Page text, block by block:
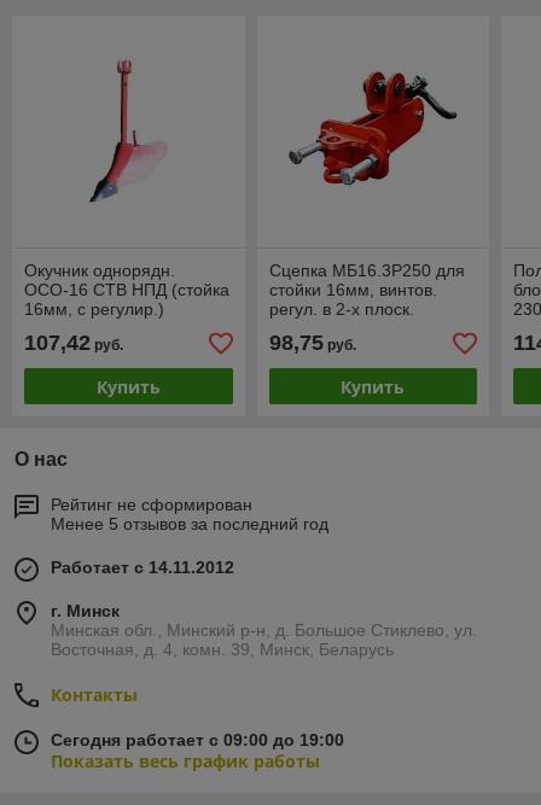
Окучник однорядн.
ОСО-16 СТВ НПД (стойка
16мм, с регулир.)
"ВРМЗ")
107,42 руб.
Купить
Сцепка МБ16.3Р250 для
стойки 16мм, винтов.
регул. в 2-х плоск.
"ВРМЗ")
98,75руб.
Купить
О нас
Рейтинг не сформирован
Менее 5 отзывов за последний год
Работает с 14.11.2012
г. Минск
Минская обл., Минский р-н, д. Большое Стиклево, ул.
Восточная, д. 4, комн. 39, Минск, Беларусь
Контакты
Сегодня работает с 09:00 до 19:00
Показать весь график работы